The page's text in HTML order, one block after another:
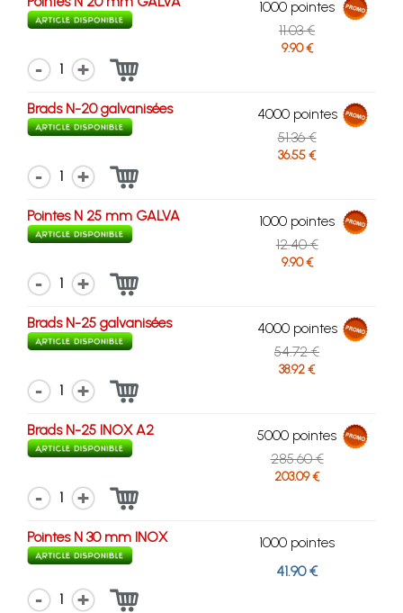
1000 pointes
11.03 €
9.90 €
1
Brads N-20 galvanisées
4000 pointes
51.36 €
36.55 €
1
Pointes N 25 mm GALVA
1000 pointes
12.40 €
9.90 €
1
Brads N-25 galvanisées
4000 pointes
54.72 €
38.92 €
1
Brads N-25 INOX A2
5000 pointes
285.60 €
203.09 €
1
Pointes N 30 mm INOX
1000 pointes
41.90 €
1